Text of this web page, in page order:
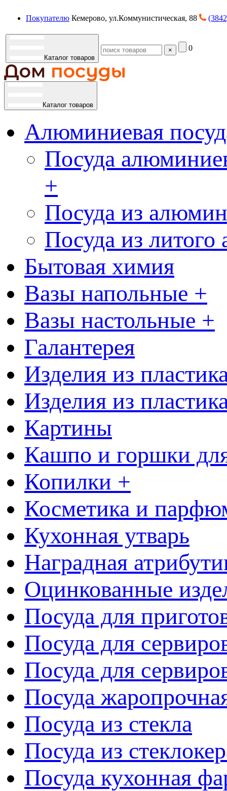
Покупателю Кемерово, ул.Коммунистическая, 88
Каталог товаров
× 0
Каталог товаров
Алюминиевая
Посуда
+
Посуда из
Посуда из
Бытовая химия
Вазы напольные +
Вазы настольные +
Галантерея
Изделия из
Изделия из
Картины
Кашпо и горшки
Копилки +
Косметика и
Кухонная утварь
Наградная
Оцинкованные
Посуда для
Посуда для
Посуда для
Посуда
Посуда из стекла
Посуда из
Посуда кухонная